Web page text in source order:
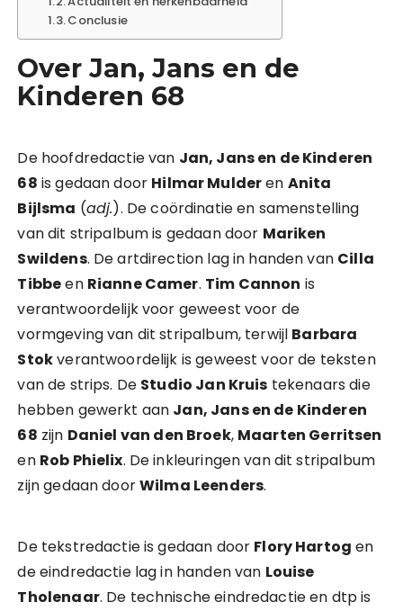
Conclusie
Over Jan, Jans en de
Kinderen 68
De hoofdredactie van Jan, Jans en de Kinderen
68 is gedaan door Hilmar Mulderen Anita
Bijlsma (adj.). De coördinatie en samenstelling
van dit stripalbum is gedaan door Mariken
Swildens. De artdirection lag in handen van Cilla
Tibbeen Rianne Camer. Tim Cannon is
verantwoordelijk voor geweest voor de
vormgeving van dit stripalbum, terwijl Barbara
Stokverantwoordelijk is geweest voor de teksten
van de strips. De Studio Jan Kruis tekenaars die
hebben gewerkt aan Jan, Jans en de Kinderen
68 zijn Daniel van den Broek, Maarten Gerritsen
en Rob Phielix. De inkleuringen van dit stripalbum
zijn gedaan doorWilma Leenders.
De tekstredactie is gedaan door Flory Hartog en
de eindredactie lag in handen van Louise
Tholenaar. De technische eindredactie en dtp is